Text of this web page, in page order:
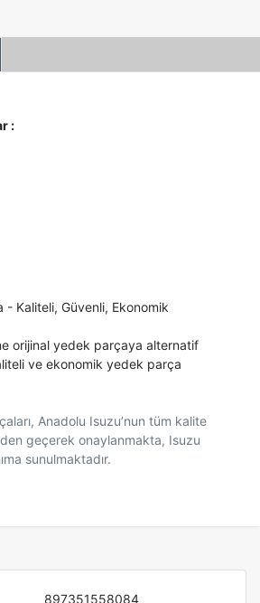
:
- Kaliteli, Güvenli, Ekonomik
orijinal yedek parçaya alternatif
ve ekonomik yedek parça
Anadolu Isuzu’nun tüm kalite
geçerek onaylanmakta, Isuzu
sunulmaktadır.
897351558084